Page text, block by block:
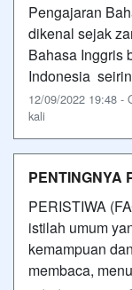
Pengajaran
dikenal sejak
Bahasa Inggris
Indonesia
12/09/2022 19:48 -
kali
PENTINGNYA
PERISTIWA
istilah umum
kemampuan
membaca,